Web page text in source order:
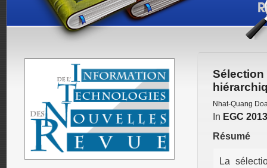
Nhat-Quang
In EGC 2013
Résumé
La